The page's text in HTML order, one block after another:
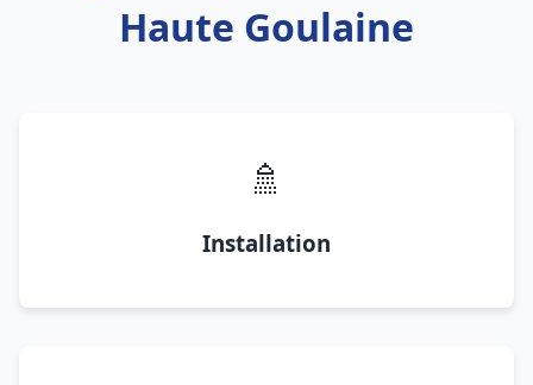
Haute Goulaine
🚿
Installation